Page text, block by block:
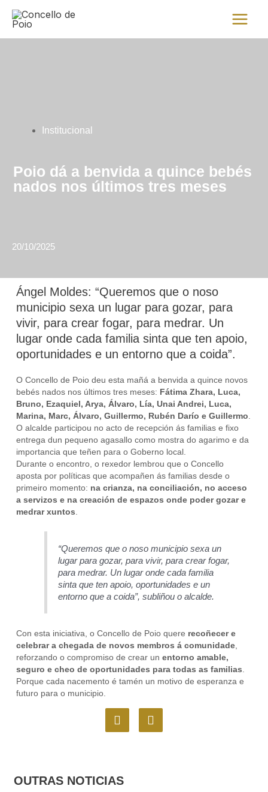
contenido
Main
Menu
Institucional
Poio dá a benvida a quince bebés
nados nos últimos tres meses
20/10/2025
Ángel Moldes: “Queremos que o noso
municipio sexa un lugar para gozar, para
vivir, para crear fogar, para medrar. Un
lugar onde cada familia sinta que ten apoio,
oportunidades e un entorno que a coida”.
O Concello de Poio deu esta mañá a benvida a quince novos
bebés nados nos últimos tres meses: Fátima Zhara, Luca,
Bruno, Ezaquiel, Arya, Álvaro, Lía, Unai Andrei, Luca,
Marina, Marc, Álvaro, Guillermo, Rubén Darío e Guillermo
O alcalde participou no acto de recepción ás familias e fixo
entrega dun pequeno agasallo como mostra do agarimo e da
importancia que teñen para o Goberno local.
Durante o encontro, o rexedor lembrou que o Concello
aposta por políticas que acompañen ás familias desde o
primeiro momento: na crianza, na conciliación, no acceso
a servizos e na creación de espazos onde poder gozar e
medrar xuntos
“Queremos que o noso municipio sexa un
lugar para gozar, para vivir, para crear fogar,
para medrar. Un lugar onde cada familia
sinta que ten apoio, oportunidades e un
entorno que a coida”, subliñou o alcalde.
Con esta iniciativa, o Concello de Poio quere recoñecer e
celebrar a chegada de novos membros á comunidade
reforzando o compromiso de crear unentorno amable,
seguro e cheo de oportunidades para todas as familias
Porque cada nacemento é tamén un motivo de esperanza e
futuro para o municipio.
F
a
o
o
I
n
OUTRAS NOTICIAS